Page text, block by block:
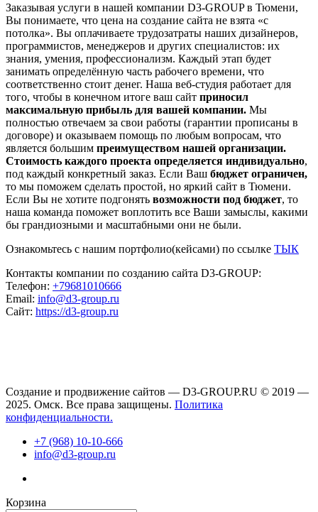
Заказывая услуги в нашей компании D3-GROUP в Тюмени,
Вы понимаете, что цена на создание сайта не взята «с
потолка». Вы оплачиваете трудозатраты наших дизайнеров,
программистов, менеджеров и других специалистов: их
знания, умения, профессионализм. Каждый этап будет
занимать определённую часть рабочего времени, что
соответственно стоит денег. Наша веб-студия работает для
того, чтобы в конечном итоге ваш сайт приносил
максимальную прибыль для вашей компании. Мы
полностью отвечаем за свои работы (гарантии прописаны в
договоре) и оказываем помощь по любым вопросам, что
является большим преимуществом нашей организации.
Стоимость каждого проекта определяется индивидуально,
под каждый конкретный заказ. Если Ваш бюджет ограничен,
то мы поможем сделать простой, но яркий сайт в Тюмени.
Если Вы не хотите подгонять возможности под бюджет, то
наша команда поможет воплотить все Ваши замыслы, какими
бы грандиозными и масштабными они не были.
Ознакомьтесь с нашим портфолио(кейсами) по ссылке ТЫК
Контакты компании по созданию сайта D3-GROUP:
Телефон: +79681010666
Email: info@d3-group.ru
Сайт: https://d3-group.ru
Создание и продвижение сайтов — D3-GROUP.RU © 2019 —
2025. Омск. Все права защищены. Политика
конфиденциальности.
+7 (968) 10-10-666
info@d3-group.ru
Корзина